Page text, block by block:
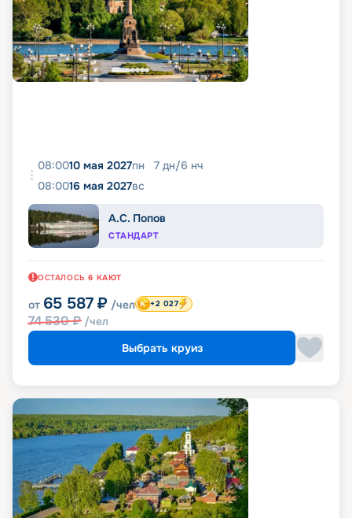
08:0010 мая 2027пн 7 дн/6 нч
08:0016 мая 2027вс
А.С. Попов
СТАНДАРТ
ОСТАЛОСЬ 6 КАЮТ
от 65 587 ₽ /чел
74 530₽ /чел
+2 027
Выбрать круиз